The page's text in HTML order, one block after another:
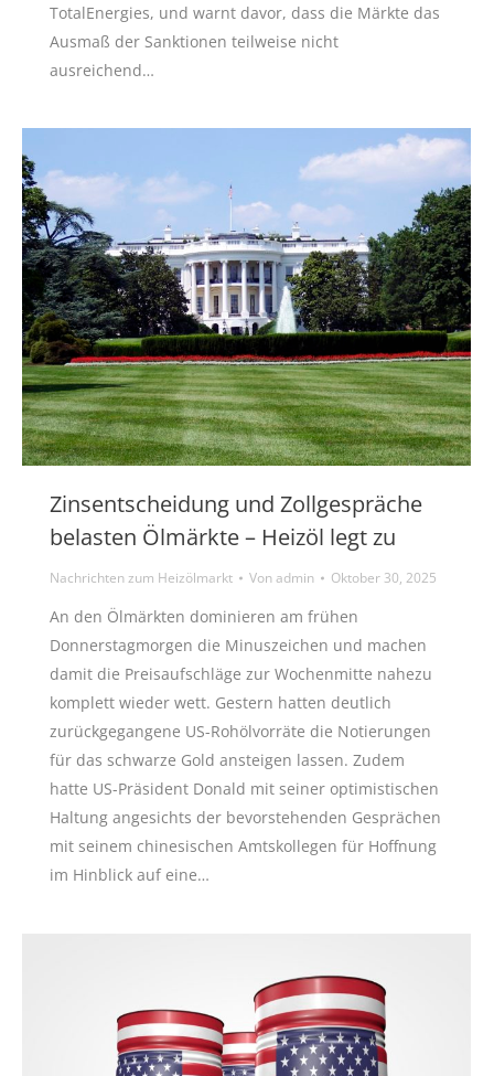
TotalEnergies, und warnt davor, dass die Märkte das
Ausmaß der Sanktionen teilweise nicht
ausreichend…
Zinsentscheidung und Zollgespräche
belasten Ölmärkte – Heizöl legt zu
Nachrichten zum Heizölmarkt Vonadmin Oktober 30, 2025
An den Ölmärkten dominieren am frühen
Donnerstagmorgen die Minuszeichen und machen
damit die Preisaufschläge zur Wochenmitte nahezu
komplett wieder wett. Gestern hatten deutlich
zurückgegangene US-Rohölvorräte die Notierungen
für das schwarze Gold ansteigen lassen. Zudem
hatte US-Präsident Donald mit seiner optimistischen
Haltung angesichts der bevorstehenden Gesprächen
mit seinem chinesischen Amtskollegen für Hoffnung
im Hinblick auf eine…